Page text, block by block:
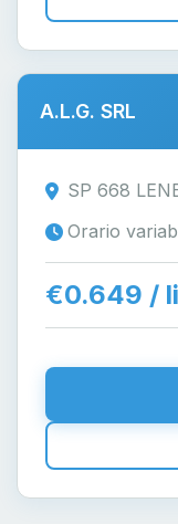
A.L.G. SRL
SP 668
Orario
€0.649 /